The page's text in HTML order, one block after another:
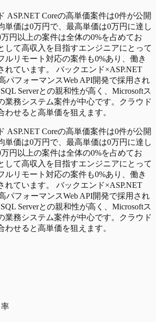
ASP.NET Coreの高単価案件は0件が公開
単価は0万円で、最高単価は0万円に達し
円以上の案件は全体の0%を占めてお
して高収入を目指すエンジニアにとって
ルリモート対応の案件も0%あり、働き
れています。 バックエンド×ASP.NET
パフォーマンスWeb API開発で採用され
Serverとの親和性が高く、Microsoftス
業務システム案件が中心です。クラウド
わせると高単価を狙えます。
ASP.NET Coreの高単価案件は0件が公開
単価は0万円で、最高単価は0万円に達し
円以上の案件は全体の0%を占めてお
して高収入を目指すエンジニアにとって
ルリモート対応の案件も0%あり、働き
れています。 バックエンド×ASP.NET
パフォーマンスWeb API開発で採用され
Serverとの親和性が高く、Microsoftス
業務システム案件が中心です。クラウド
わせると高単価を狙えます。